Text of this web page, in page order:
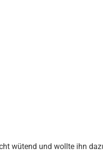
wütend und wollte ihn